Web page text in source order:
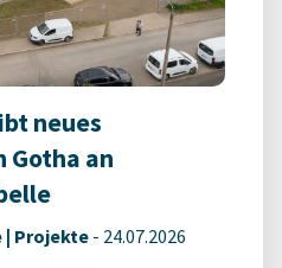
neues
Gotha an
| Projekte- 24.07.2026